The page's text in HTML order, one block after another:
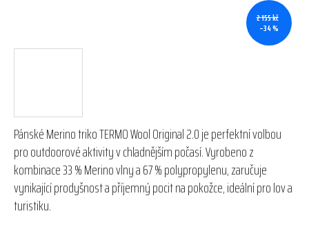
Pánské Merino triko TERMO Wool Original 2.0 je perfektní volbou
pro outdoorové aktivity v chladnějším počasí. Vyrobeno z
kombinace 33 % Merino vlny a 67 % polypropylenu, zaručuje
vynikající prodyšnost a příjemný pocit na pokožce, ideální pro lov a
turistiku.
2 155 kč
–34 %